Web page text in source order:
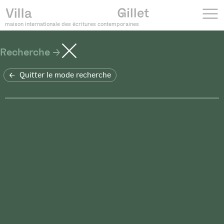
maison internationale des écritures contemporaines
Recherche
Quitter le mode recherche